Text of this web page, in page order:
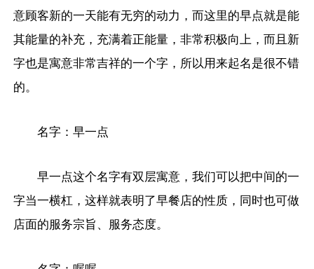
意顾客新的一天能有无穷的动力，而这里的早点就是能
其能量的补充，充满着正能量，非常积极向上，而且新
字也是寓意非常吉祥的一个字，所以用来起名是很不错
的。
名字：早一点
早一点这个名字有双层寓意，我们可以把中间的一
字当一横杠，这样就表明了早餐店的性质，同时也可做
店面的服务宗旨、服务态度。